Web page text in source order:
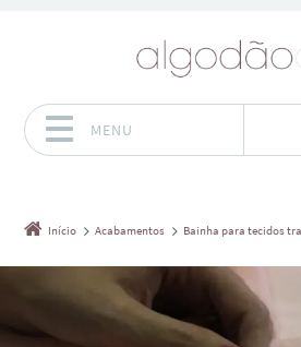
MENU
Início Acabamentos Bainha para tecidos